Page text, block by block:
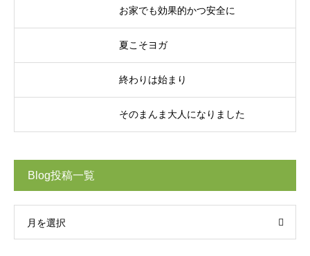
お家でも効果的かつ安全に
夏こそヨガ
終わりは始まり
そのまんま大人になりました
Blog投稿一覧
月を選択